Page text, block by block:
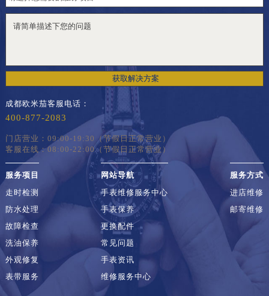
获取解决方案
成都欧米茄客服电话：
400-877-2083
门店营业：09:00-19:30（节假日正常营业）
客服在线：08:00-22:00（节假日正常营业）
服务项目
走时检测
防水处理
故障检查
洗油保养
外观修复
表带服务
网站导航
手表维修服务中心
手表保养
更换配件
常见问题
手表资讯
维修服务中心
服务方式
进店维修
邮寄维修